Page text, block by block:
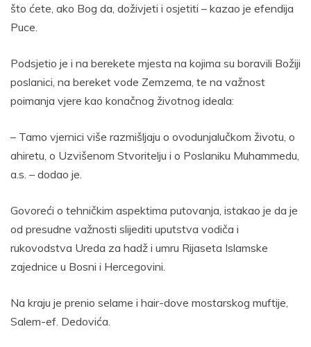
što ćete, ako Bog da, doživjeti i osjetiti – kazao je efendija
Puce.
Podsjetio je i na berekete mjesta na kojima su boravili Božiji
poslanici, na bereket vode Zemzema, te na važnost
poimanja vjere kao konačnog životnog ideala:
– Tamo vjernici više razmišljaju o ovodunjalučkom životu, o
ahiretu, o Uzvišenom Stvoritelju i o Poslaniku Muhammedu,
a.s. – dodao je.
Govoreći o tehničkim aspektima putovanja, istakao je da je
od presudne važnosti slijediti uputstva vodiča i
rukovodstva Ureda za hadž i umru Rijaseta Islamske
zajednice u Bosni i Hercegovini.
Na kraju je prenio selame i hair-dove mostarskog muftije,
Salem-ef. Dedovića.